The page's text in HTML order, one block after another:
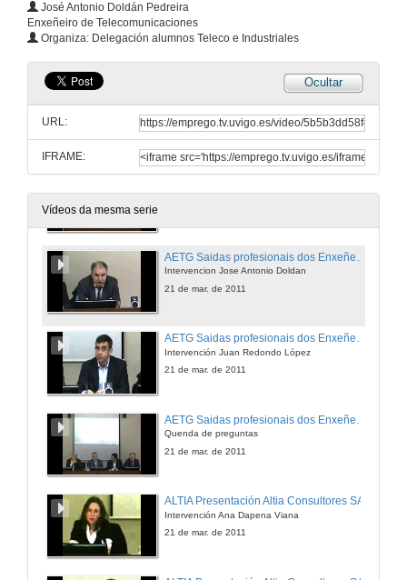
José Antonio Doldán Pedreira
Enxeñeiro de Telecomunicaciones
Organiza: Delegación alumnos Teleco e Industriales
Ocultar
URL:
IFRAME:
Vídeos da mesma serie
Vídeo resumo dos stands
12 de xul. de 2011
AETG Saidas profesionais dos Enxeñeiros de Telecomunicacions
Presentacion
21 de mar. de 2011
AETG Saidas profesionais dos Enxeñeiros de Telecomunicacions
Intervencion Jose Antonio Doldan
21 de mar. de 2011
AETG Saidas profesionais dos Enxeñeiros de Telecomunicacions
Intervención Juan Redondo López
21 de mar. de 2011
Quenda de preguntas
21 de mar. de 2011
ALTIA Presentación Altia Consultores SA
Intervención Ana Dapena Viana
21 de mar. de 2011